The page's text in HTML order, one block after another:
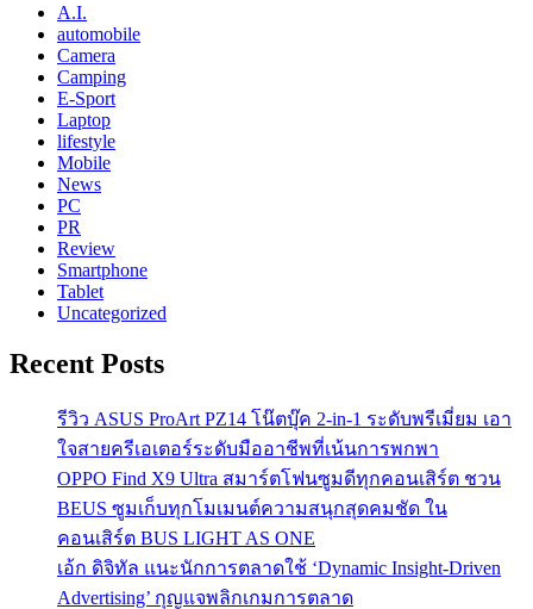
A.I.
automobile
Camera
Camping
E-Sport
Laptop
lifestyle
Mobile
News
PC
PR
Review
Smartphone
Tablet
Uncategorized
Recent Posts
รีวิว ASUS ProArt PZ14 โน๊ตบุ๊ค 2-in-1 ระดับพรีเมี่ยม เอา
ใจสายครีเอเตอร์ระดับมืออาชีพที่เน้นการพกพา
OPPO Find X9 Ultra สมาร์ตโฟนซูมดีทุกคอนเสิร์ต ชวน
BEUS ซูมเก็บทุกโมเมนต์ความสนุกสุดคมชัด ใน
คอนเสิร์ต BUS LIGHT AS ONE
เอ้ก ดิจิทัล แนะนักการตลาดใช้ ‘Dynamic Insight-Driven
Advertising’ กุญแจพลิกเกมการตลาด